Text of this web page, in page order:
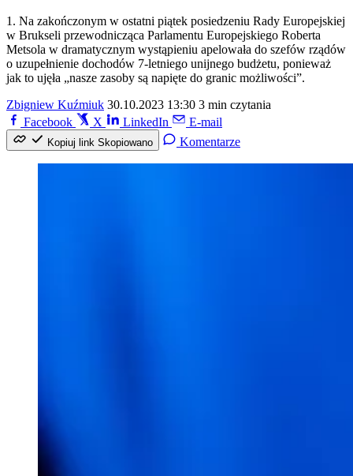
1. Na zakończonym w ostatni piątek posiedzeniu Rady Europejskiej
w Brukseli przewodnicząca Parlamentu Europejskiego Roberta
Metsola w dramatycznym wystąpieniu apelowała do szefów rządów
o uzupełnienie dochodów 7-letniego unijnego budżetu, ponieważ
jak to ujęła „nasze zasoby są napięte do granic możliwości”.
Zbigniew Kuźmiuk 30.10.2023 13:30 3 min czytania
Facebook
X LinkedIn E-mail
Kopiuj link Skopiowano Komentarze